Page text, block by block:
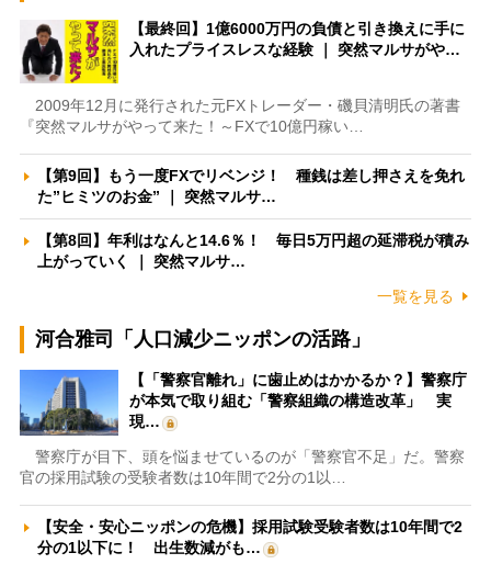
【最終回】1億6000万円の負債と引き換えに手に
入れたプライスレスな経験 ｜ 突然マルサがや…
2009年12月に発行された元FXトレーダー・磯貝清明氏の著書
『突然マルサがやって来た！～FXで10億円稼い…
【第9回】もう一度FXでリベンジ！ 種銭は差し押さえを免れ
た”ヒミツのお金” ｜ 突然マルサ…
【第8回】年利はなんと14.6％！ 毎日5万円超の延滞税が積み
上がっていく ｜ 突然マルサ…
一覧を見る
河合雅司「人口減少ニッポンの活路」
【「警察官離れ」に歯止めはかかるか？】警察庁
が本気で取り組む「警察組織の構造改革」 実
現…
警察庁が目下、頭を悩ませているのが「警察官不足」だ。警察
官の採用試験の受験者数は10年間で2分の1以…
【安全・安心ニッポンの危機】採用試験受験者数は10年間で2
分の1以下に！ 出生数減がも…